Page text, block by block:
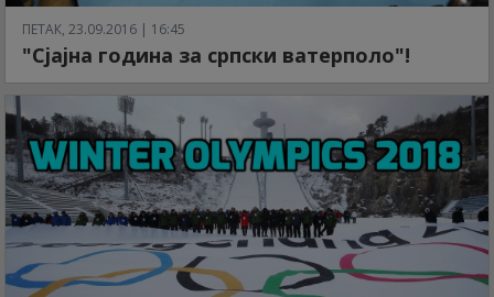
ПЕТАК, 23.09.2016 | 16:45
"Сјајна година за српски ватерполо"!